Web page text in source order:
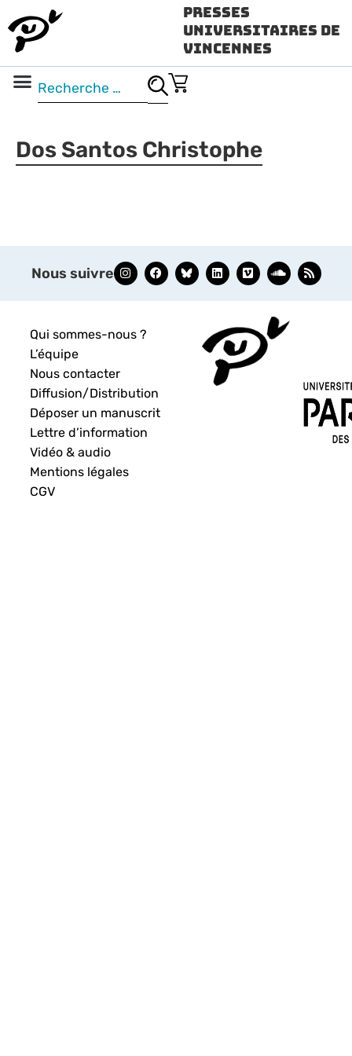
Presses
Universitaires de
Vincennes
Dos Santos Christophe
Nous suivre
Qui sommes-nous ?
L’équipe
Nous contacter
Diffusion/Distribution
Déposer un manuscrit
Lettre d’information
Vidéo & audio
Mentions légales
CGV